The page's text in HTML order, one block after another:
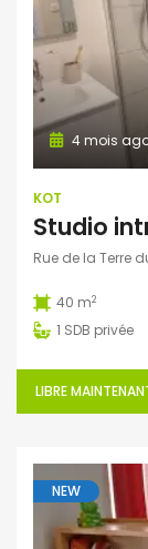
4 mois
KOT
Studio
Rue de la Terre
40 m2
1 SDB privée
LIBRE
NEW